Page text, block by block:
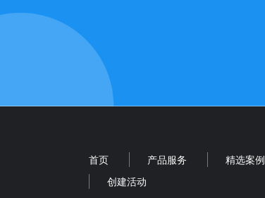
首页 产品服务 精选案例
创建活动